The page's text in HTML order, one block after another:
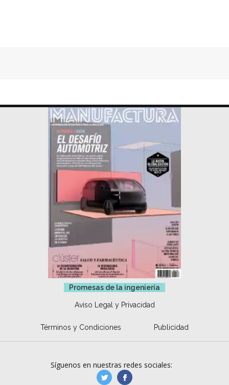
Promesas de la ingeniería
Aviso Legal y Privacidad
Términos y Condiciones Publicidad
Síguenos en nuestras redes sociales:
manufacturaGE